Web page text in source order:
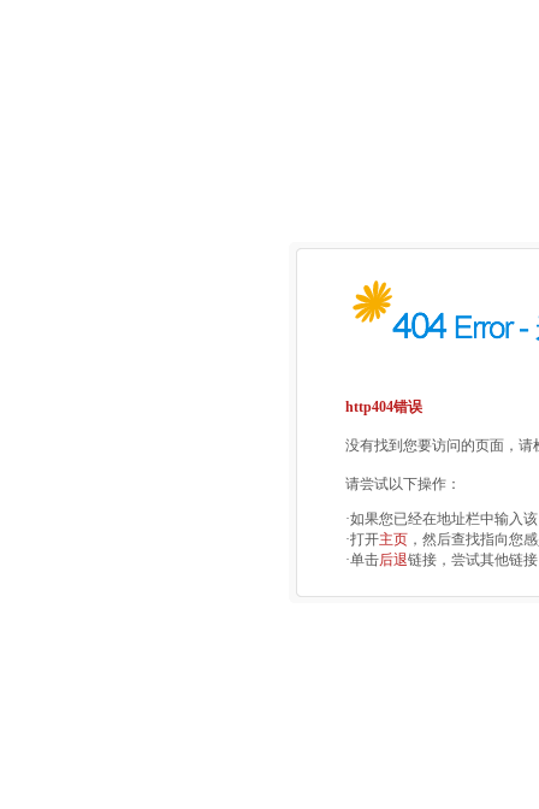
http404错误
没有找到您要访问的页面，请
请尝试以下操作：
·如果您已经在地址栏中输入
·打开主页 ，然后查找指向您
·单击后退链接，尝试其他链